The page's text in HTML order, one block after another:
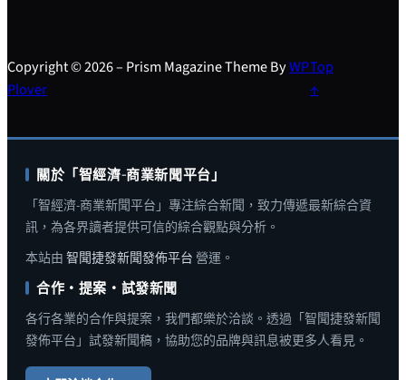
Copyright © 2026 – Prism Magazine Theme ByWP
Plover
Top
↑
關於「智經濟-商業新聞平台」
「智經濟-商業新聞平台」專注綜合新聞，致力傳遞最新綜合資
訊，為各界讀者提供可信的綜合觀點與分析。
本站由 智聞捷發新聞發佈平台 營運。
合作・提案・試發新聞
各行各業的合作與提案，我們都樂於洽談。透過「智聞捷發新聞
發佈平台」試發新聞稿，協助您的品牌與訊息被更多人看見。